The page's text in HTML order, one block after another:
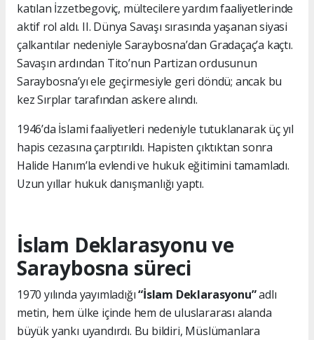
katılan İzzetbegoviç, mültecilere yardım faaliyetlerinde
aktif rol aldı. II. Dünya Savaşı sırasında yaşanan siyasi
çalkantılar nedeniyle Saraybosna’dan Gradaçaç’a kaçtı.
Savaşın ardından Tito’nun Partizan ordusunun
Saraybosna’yı ele geçirmesiyle geri döndü; ancak bu
kez Sırplar tarafından askere alındı.
1946’da İslami faaliyetleri nedeniyle tutuklanarak üç yıl
hapis cezasına çarptırıldı. Hapisten çıktıktan sonra
Halide Hanım’la evlendi ve hukuk eğitimini tamamladı.
Uzun yıllar hukuk danışmanlığı yaptı.
İslam Deklarasyonu ve
Saraybosna süreci
1970 yılında yayımladığı“İslam Deklarasyonu”adlı
metin, hem ülke içinde hem de uluslararası alanda
büyük yankı uyandırdı. Bu bildiri, Müslümanlara